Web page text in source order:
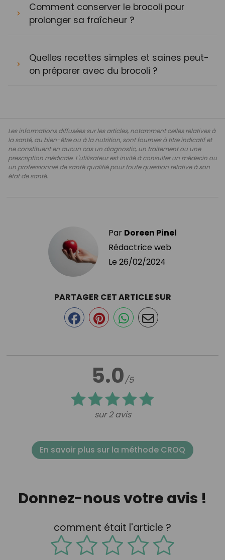
Comment conserver le brocoli pour
prolonger sa fraîcheur ?
Quelles recettes simples et saines peut-
on préparer avec du brocoli ?
Les informations diffusées sur les articles, notamment celles relatives à
la santé, au bien-être ou à la nutrition, sont fournies à titre indicatif et
ne constituent en aucun cas un diagnostic, un traitement ou une
prescription médicale. L'utilisateur est invité à consulter un médecin ou
un professionnel de santé qualifié pour toute question relative à son
état de santé.
Par Doreen Pinel
Rédactrice web
Le 26/02/2024
5.0/5
sur 2 avis
PARTAGER CET ARTICLE SUR
En savoir plus sur la méthode CROQ
Donnez-nous votre avis !
comment était l'article ?